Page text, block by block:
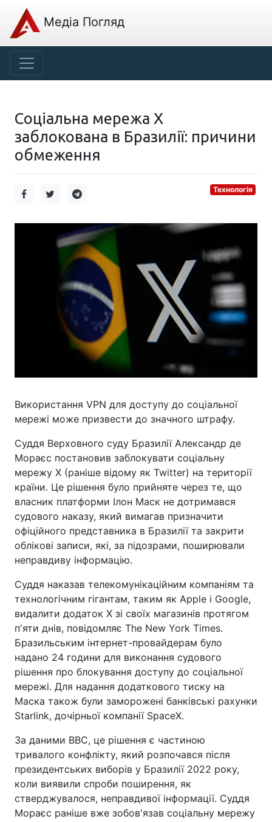
Медіа Погляд
Соціальна мережа X
заблокована в Бразилії: причини
обмеження
Технологія
Використання VPN для доступу до соціальної
мережі може призвести до значного штрафу.
Суддя Верховного суду Бразилії Александр де
Мораєс постановив заблокувати соціальну
мережу X (раніше відому як Twitter) на території
країни. Це рішення було прийняте через те, що
власник платформи Ілон Маск не дотримався
судового наказу, який вимагав призначити
офіційного представника в Бразилії та закрити
облікові записи, які, за підозрами, поширювали
неправдиву інформацію.
Суддя наказав телекомунікаційним компаніям та
технологічним гігантам, таким як Apple і Google,
видалити додаток X зі своїх магазинів протягом
п'яти днів, повідомляє The New York Times.
Бразильським інтернет-провайдерам було
надано 24 години для виконання судового
рішення про блокування доступу до соціальної
мережі. Для надання додаткового тиску на
Маска також були заморожені банківські рахунки
Starlink, дочірньої компанії SpaceX.
За даними BBC, це рішення є частиною
тривалого конфлікту, який розпочався після
президентських виборів у Бразилії 2022 року,
коли виявили спроби поширення, як
стверджувалося, неправдивої інформації. Суддя
Мораєс раніше вже зобов'язав соціальну мережу